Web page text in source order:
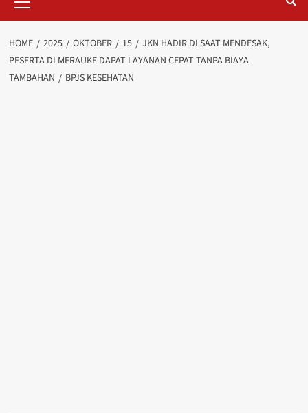
Menu
HOME 2025 OKTOBER 15
JKN HADIR DI SAAT MENDESAK,
PESERTA DI MERAUKE DAPAT LAYANAN CEPAT TANPA BIAYA
TAMBAHAN
BPJS KESEHATAN